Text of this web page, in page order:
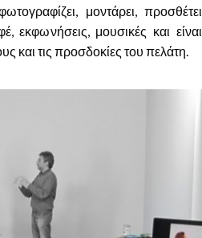
μοντάρει, προσθέτει
εκφωνήσεις, μουσικές και είναι
και τις προσδοκίες του πελάτη.